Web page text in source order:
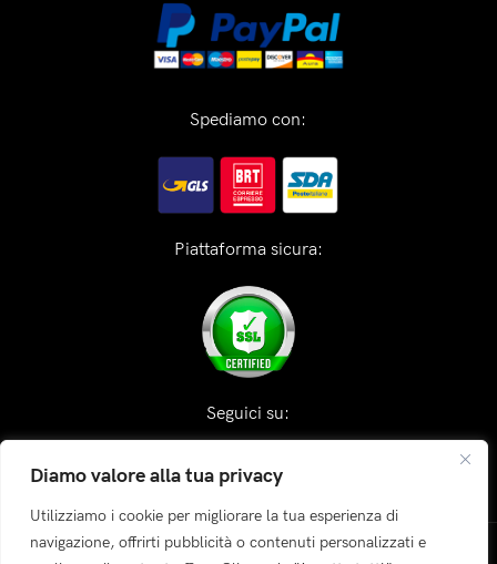
Diamo valore alla tua privacy
Utilizziamo i cookie per migliorare la tua esperienza di
navigazione, offrirti pubblicità o contenuti personalizzati e
Spediamo con:
Piattaforma sicura:
Seguici su: